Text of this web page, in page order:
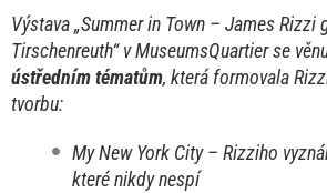
Výstava „Summer in Town – James Rizzi
Tirschenreuth“ v MuseumsQuartier se
ústředním tématům, která formovala
tvorbu:
My New York City – Rizziho
které nikdy nespí